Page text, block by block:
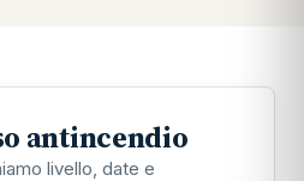
antincendio
livello, date e